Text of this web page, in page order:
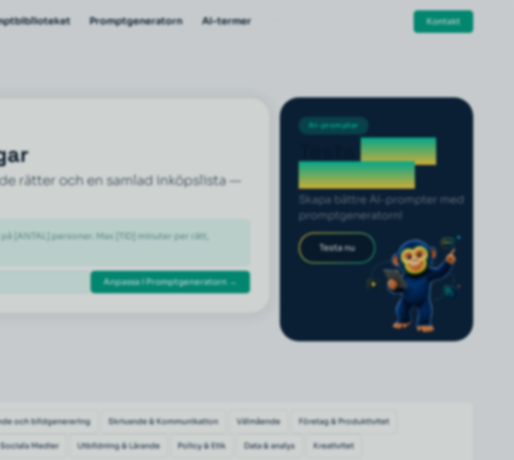
Promptgeneratorn AI-termer Kontakt
rätter och en samlad inköpslista —
[ANTAL] personer. Max [TID] minuter per rätt,
Anpassa i Promptgeneratorn →
AI-prompter
Testaprompt
generatorn
Skapa bättre AI-prompter med
promptgeneratorn!
Testa nu
och bildgenerering Skrivande & Kommunikation Välmående Företag & Produktivitet
Medier Utbildning & Lärande Policy & Etik Data & analys Kreativitet